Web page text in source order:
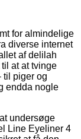
for almindelige
diverse internet
af delilah
at at tvinge
til piger og
endda nogle
undersøge
Line Eyeliner 4